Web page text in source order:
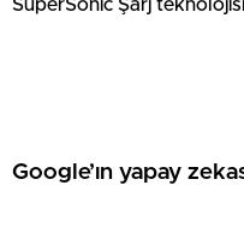
SuperSonic Şarj
Google’ın yapay